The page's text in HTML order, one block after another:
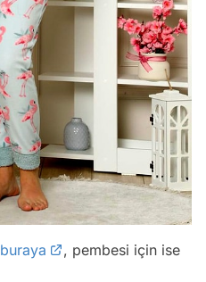
buraya
, pembesi için ise